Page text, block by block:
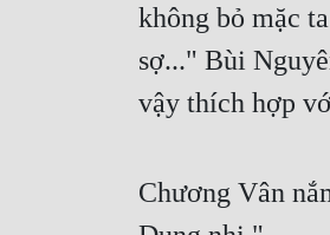
không bỏ mặc
sợ..." Bùi
vậy thích hợp
Chương Vân